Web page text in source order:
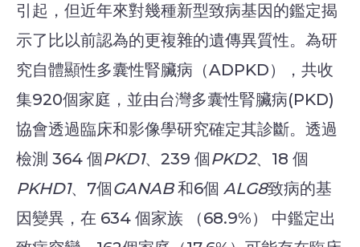
引起，但近年來對幾種新型致病基因的鑑定揭
示了比以前認為的更複雜的遺傳異質性。為研
究自體顯性多囊性腎臟病（ADPKD），共收
集920個家庭，並由台灣多囊性腎臟病(PKD)
協會透過臨床和影像學研究確定其診斷。透過
檢測 364 個PKD1、239 個PKD2、18 個
PKHD1、7個GANAB和6個 ALG8致病的基
因變異，在 634 個家族 （68.9%） 中鑑定出